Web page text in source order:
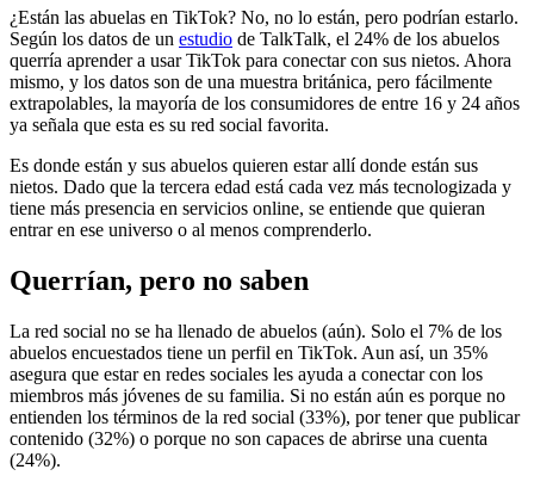
¿Están las abuelas en TikTok? No, no lo están, pero podrían estarlo.
Según los datos de un estudio de TalkTalk, el 24% de los abuelos
querría aprender a usar TikTok para conectar con sus nietos. Ahora
mismo, y los datos son de una muestra británica, pero fácilmente
extrapolables, la mayoría de los consumidores de entre 16 y 24 años
ya señala que esta es su red social favorita.
Es donde están y sus abuelos quieren estar allí donde están sus
nietos. Dado que la tercera edad está cada vez más tecnologizada y
tiene más presencia en servicios online, se entiende que quieran
entrar en ese universo o al menos comprenderlo.
Querrían, pero no saben
La red social no se ha llenado de abuelos (aún). Solo el 7% de los
abuelos encuestados tiene un perfil en TikTok. Aun así, un 35%
asegura que estar en redes sociales les ayuda a conectar con los
miembros más jóvenes de su familia. Si no están aún es porque no
entienden los términos de la red social (33%), por tener que publicar
contenido (32%) o porque no son capaces de abrirse una cuenta
(24%).